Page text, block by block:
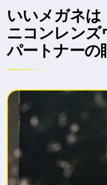
いいメガネは
ニコンレンズ
パートナーの